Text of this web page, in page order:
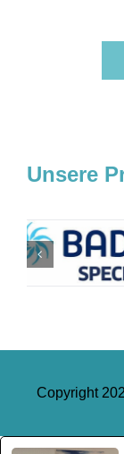
Unsere
Copyright